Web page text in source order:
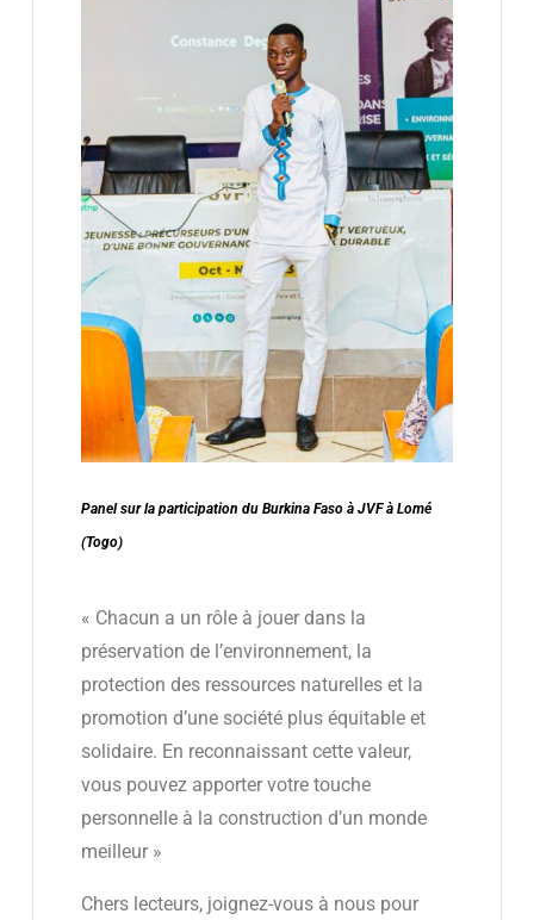
Panel sur la participation du Burkina Faso à JVF à Lomé
(Togo)
« Chacun a un rôle à jouer dans la
préservation de l’environnement, la
protection des ressources naturelles et la
promotion d’une société plus équitable et
solidaire. En reconnaissant cette valeur,
vous pouvez apporter votre touche
personnelle à la construction d’un monde
meilleur »
Chers lecteurs, joignez-vous à nous pour